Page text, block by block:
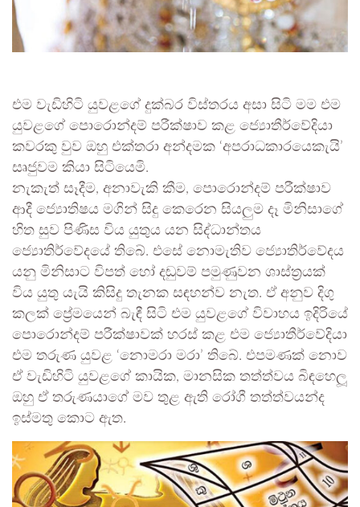
එම වැඩිහිටි යුවළගේ දුක්බර විස්තරය අසා සිටි මම එම
යුවළගේ පොරොන්දම් පරීක්ෂාව කළ ජ්‍යොතීර්වේදියා
කවරකු වුව ඔහු එක්තරා අන්දමක ‘අපරාධකාරයෙකැයි’
සෘජුවම කියා සිටියෙමි.
නැකැත් සෑදීම, අනාවැකි කීම, පොරොන්දම් පරීක්ෂාව
ආදී ජ්‍යොතිෂය මගින් සිදු කෙරෙන සියලුම දෑ මිනිසාගේ
හිත සුව පිණිස විය යුතුය යන සිද්ධාන්තය
ජ්‍යොතිර්වේදයේ තිබේ. එසේ නොමැතිව ජ්‍යොතිර්වේදය
යනු මිනිසාට විපත් හෝ දඬුවම් පමුණුවන ශාස්ත්‍රයක්
විය යුතු යැයි කිසිදු තැනක සඳහන්ව නැත. ඒ අනුව දිගු
කලක් ප්‍රේමයෙන් බැඳී සිටි එම යුවළගේ විවාහය ඉදිරියේ
පොරොන්දම් පරීක්ෂාවක් හරස් කළ එම ජ්‍යොතීර්වේදියා
එම තරුණ යුවළ ‘නොමරා මරා’ තිබේ. එපමණක් නොව
ඒ වැඩිහිටි යුවළගේ කායික, මානසික තත්ත්වය බිඳහෙලූ
ඔහු ඒ තරුණයාගේ මව තුළ ඇති රෝගී තත්ත්වයන්ද
ඉස්මතු කොට ඇත.